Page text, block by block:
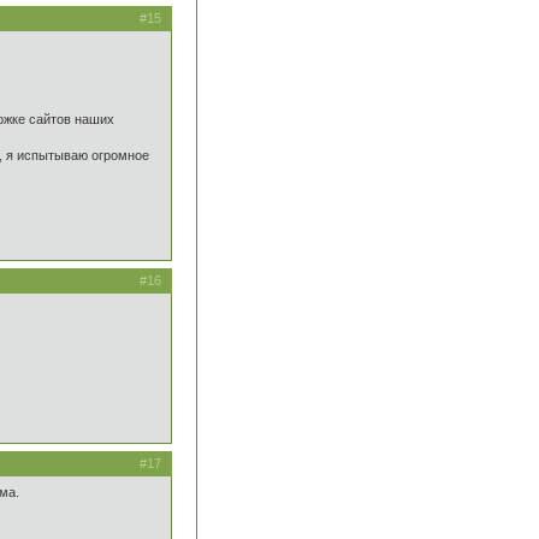
#15
сайтов наших
я испытываю огромное
#16
#17